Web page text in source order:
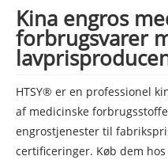
Kina engros
forbrugsvarer
HTSY® er en professionel
af medicinske
engrostjenester til
certificeringer. Køb dem